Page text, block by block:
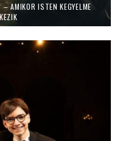
– AMIKOR ISTEN KEGYELME